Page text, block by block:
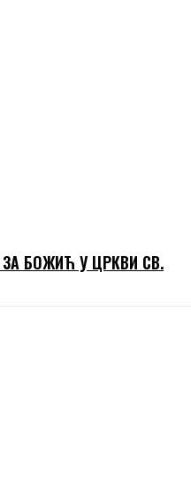
БОЖИЋ У ЦРКВИ СВ.